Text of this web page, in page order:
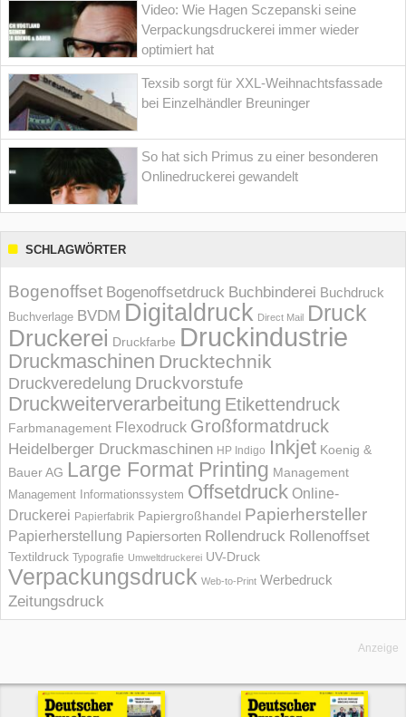
Video: Wie Hagen Sczepanski seine
Verpackungsdruckerei immer wieder
optimiert hat
Texsib sorgt für XXL-Weihnachtsfassade
bei Einzelhändler Breuninger
So hat sich Primus zu einer besonderen
Onlinedruckerei gewandelt
SCHLAGWÖRTER
Bogenoffset Bogenoffsetdruck Buchbinderei Buchdruck
Buchverlage BVDM Digitaldruck Direct Mail Druck
Druckerei Druckfarbe Druckindustrie
Druckmaschinen Drucktechnik
Druckveredelung Druckvorstufe
Druckweiterverarbeitung Etikettendruck
Farbmanagement Flexodruck Großformatdruck
Heidelberger Druckmaschinen HP Indigo Inkjet Koenig &
Bauer AG Large Format Printing Management
Management Informations­system Offsetdruck Online-
Druckerei Papierfabrik Papiergroßhandel Papierhersteller
Papierherstellung Papiersorten Rollendruck Rollenoffset
Textildruck Typografie Umweltdruckerei UV-Druck
Verpackungsdruck Web-to-Print Werbedruck
Zeitungsdruck
Anzeige